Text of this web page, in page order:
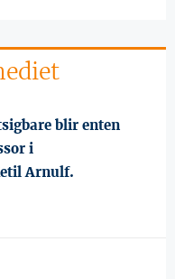
blir enten
i
Arnulf.